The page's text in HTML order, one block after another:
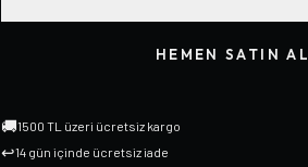
HEMEN SATIN AL
🚚1500 TL üzeri ücretsiz kargo
↩14 gün içinde ücretsiz iade